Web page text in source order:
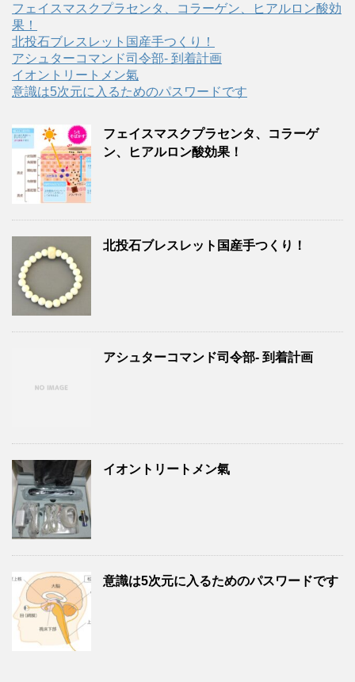
フェイスマスクプラセンタ、コラーゲン、ヒアルロン酸効
果！
北投石ブレスレット国産手つくり！
アシュターコマンド司令部- 到着計画
イオントリートメン氣
意識は5次元に入るためのパスワードです
フェイスマスクプラセンタ、コラーゲ
ン、ヒアルロン酸効果！
北投石ブレスレット国産手つくり！
アシュターコマンド司令部- 到着計画
イオントリートメン氣
意識は5次元に入るためのパスワードです